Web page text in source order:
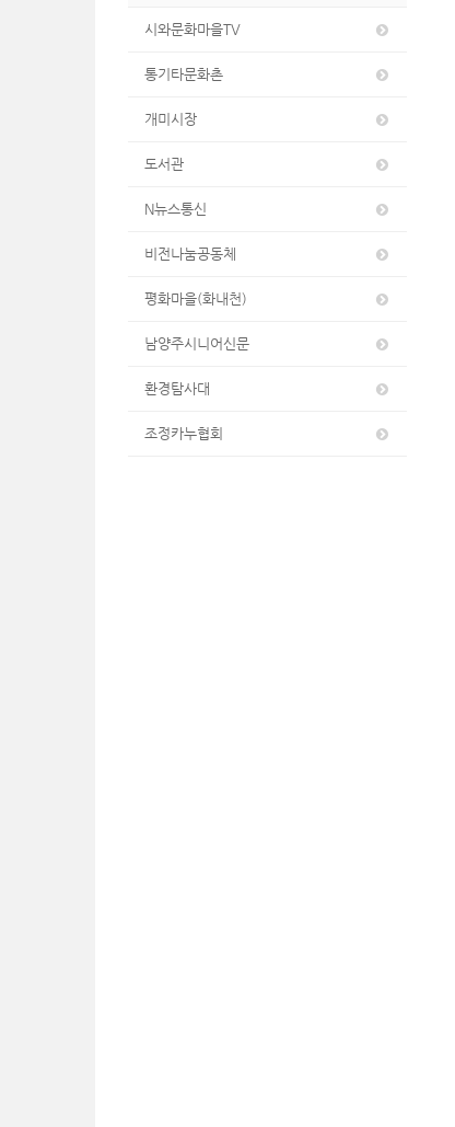
시와문화마을TV
통기타문화촌
개미시장
도서관
N뉴스통신
비전나눔공동체
평화마을(화내천)
남양주시니어신문
환경탐사대
조정카누협회